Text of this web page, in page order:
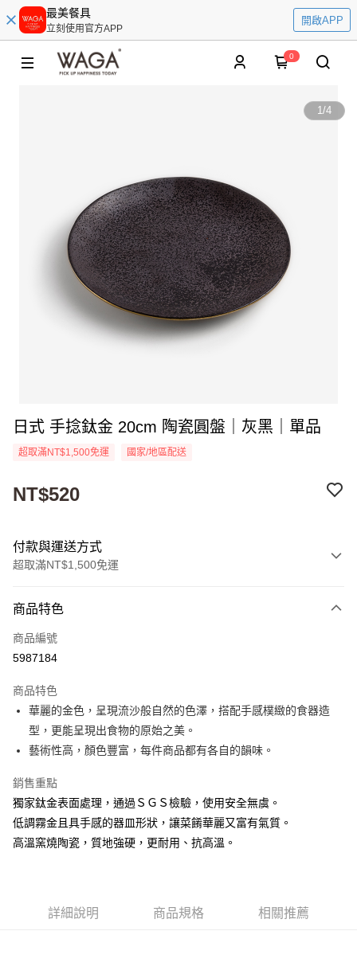
最美餐具
立刻使用官方APP
開啟APP
0
1/4
日式 手捻鈦金 20cm 陶瓷圓盤｜灰黑｜單品
超取滿NT$1,500免運 國家/地區配送
NT$520
付款與運送方式
超取滿NT$1,500免運
信用卡一次付款
超商取貨付款
街口支付
悠遊付
相關說明
【關於「AFTEE先享後付」】
AFTEE先享後付是「在收到商品之後才付款」的支付方式。 讓您購物簡單
便利好安心！
１．簡單：不需註冊會員、不需綁卡、不需儲值。
１．於結帳方式選擇「AFTEE先享後付」後，將跳轉至「AFTEE先享後付」
ATM付款
商品特色
商品編號
5987184
商品特色
華麗的金色，呈現流沙般自然的色澤，搭配手感樸緻的食器造
型，更能呈現出食物的原始之美。
藝術性高，顏色豐富，每件商品都有各自的韻味。
銷售重點
獨家鈦金表面處理，通過ＳＧＳ檢驗，使用安全無虞。
低調霧金且具手感的器皿形狀，讓菜餚華麗又富有氣質。
高溫窯燒陶瓷，質地強硬，更耐用、抗高溫。
詳細說明 商品規格 相關推薦